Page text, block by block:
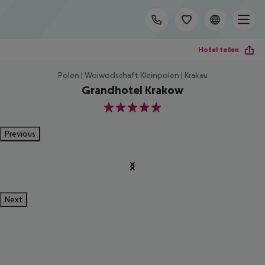
Hotel teilen
Polen | Woiwodschaft Kleinpolen | Krakau
Grandhotel Krakow
5
Previous
Next